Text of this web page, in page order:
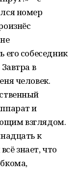
номер
его собеседник
в
человек.
и
взглядом.
к
знает, что